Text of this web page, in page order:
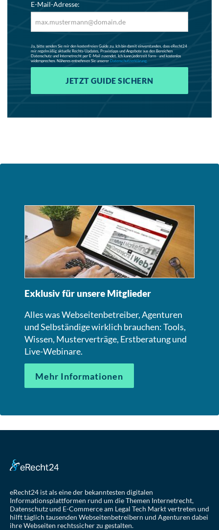
E-Mail-Adresse:
Ja, bitte senden Sie mir den kostenfreien Guide zu. Ich bin damit einverstanden, dass eRecht24
mir regelmäßig aktuelle Rechts-Updates, Praxistipps und Angebote aus den Bereichen
Datenschutz und Internetrecht per E-Mail zusendet. Ich kann jederzeit form- und kostenlos
widersprechen. Näheres entnehmen Sie unserer Datenschutzerklärung.
JETZT GUIDE SICHERN
Exklusiv für unsere Mitglieder
Alles was Webseitenbetreiber, Agenturen
und Selbständige wirklich brauchen: Tools,
Wissen, Musterverträge, Erstberatung und
Live-Webinare.
Mehr Informationen
eRecht24 ist als eine der bekanntesten digitalen
Informationsplattformen rund um die Themen Internetrecht,
Datenschutz und E-Commerce am Legal Tech Markt vertreten und
hilft täglich tausenden Webseitenbetreibern und Agenturen dabei
ihre Webseiten rechtssicher zu gestalten.